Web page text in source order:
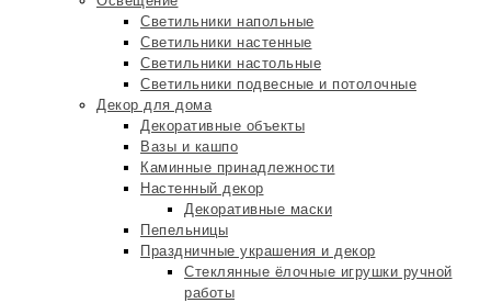
Светильники напольные
Светильники настенные
Светильники настольные
Светильники подвесные и потолочные
Декор для дома
Декоративные объекты
Вазы и кашпо
Каминные принадлежности
Настенный декор
Декоративные маски
Пепельницы
Праздничные украшения и декор
Стеклянные ёлочные игрушки ручной
работы